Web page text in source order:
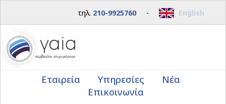
τηλ. 210-9925760- English
Εταιρεία Υπηρεσίες
Νέα
Επικοινωνία